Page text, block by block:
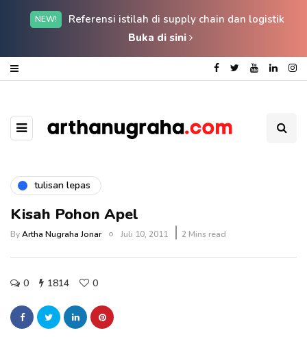
NEW!
Referensi istilah di supply chain dan logistik
Buka di sini
tulisan lepas
Kisah Pohon Apel
ByArtha Nugraha Jonar Juli 10, 2011 2 Mins read
0 1814 0